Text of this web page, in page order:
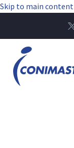
Skip to main content